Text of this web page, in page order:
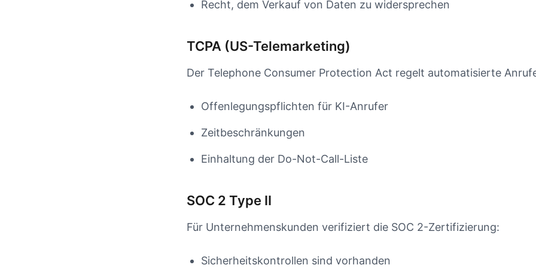
Recht, dem Verkauf von Daten zu widersprechen
TCPA (US-Telemarketing)
Der Telephone Consumer Protection Act regelt automatisierte
Offenlegungspflichten für KI-Anrufer
Zeitbeschränkungen
Einhaltung der Do-Not-Call-Liste
SOC 2 Type II
Für Unternehmenskunden verifiziert die SOC 2-Zertifizierung:
Sicherheitskontrollen sind vorhanden